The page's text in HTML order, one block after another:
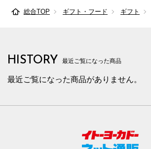
総合TOP ギフト・フード ギフト
HISTORY 最近ご覧になった商品
最近ご覧になった商品がありません。